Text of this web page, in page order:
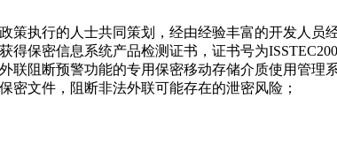
执行的人士共同策划，经由经验丰富的开发人员
保密信息系统产品检测证书，证书号为
阻断预警功能的专用保密移动存储介质使用管理
密文件，阻断非法外联可能存在的泄密风险；